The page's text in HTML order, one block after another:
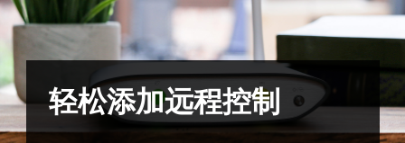
轻松添加远程控制